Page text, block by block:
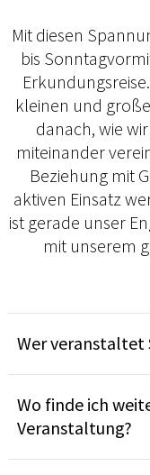
Mit diesen
bis
kleinen und
danach, wie
miteinander
Beziehung mit
aktiven Einsatz
ist gerade unser
mit unserem
Wer veranstaltet
Wo finde ich
Veranstaltung?